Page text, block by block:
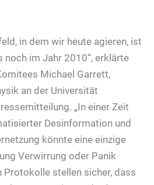
in dem wir heute agieren, ist
im Jahr 2010“, erklärte
Michael Garrett,
an der Universität
„In einer Zeit
Desinformation und
könnte eine einzige
Verwirrung oder Panik
Protokolle stellen sicher, dass